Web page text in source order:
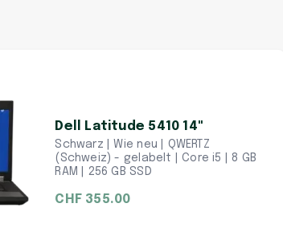
Dell Latitude 5410 14"
Schwarz | Wie neu | QWERTZ
(Schweiz) - gelabelt | Core i5 | 8 GB
RAM | 256 GB SSD
CHF 355.00